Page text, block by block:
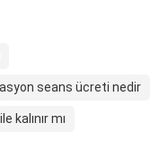
seans ücreti nedir
kalınır mı